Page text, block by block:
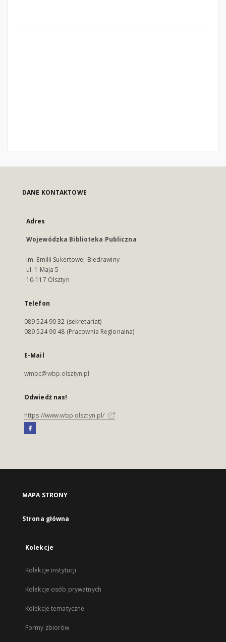
DANE KONTAKTOWE
Adres
Wojewódzka Biblioteka Publiczna
im. Emilii Sukertowej-Biedrawiny
ul. 1 Maja 5
10-117 Olsztyn
Telefon
089 524 90 32 (sekretariat)
089 524 90 48 (Pracownia Regionalna)
E-Mail
wmbc@wbp.olsztyn.pl
Odwiedź nas!
https://www.wbp.olsztyn.pl/
MAPA STRONY
Strona główna
Kolekcje
Kolekcje instytucji
Kolekcje osób prywatnych
Kolekcje tematyczne
Formy zbiorów